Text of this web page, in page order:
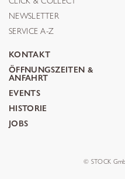
NEWSLETTER
SERVICE A-Z
KONTAKT
ÖFFNUNGSZEITEN &
ANFAHRT
EVENTS
HISTORIE
JOBS
© STOCK